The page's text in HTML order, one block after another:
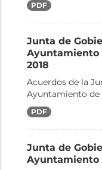
PDF
Junta de
Ayuntamiento
2018
Acuerdos de la
Ayuntamiento de
PDF
Junta de
Ayuntamiento